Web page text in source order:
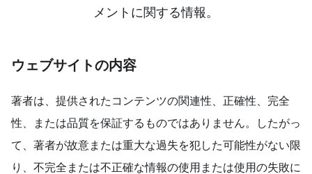
メントに関する情報。
ウェブサイトの内容
著者は、提供されたコンテンツの関連性、正確性、完全
性、または品質を保証するものではありません。したがっ
て、著者が故意または重大な過失を犯した可能性がない限
り、不完全または不正確な情報の使用または使用の失敗に